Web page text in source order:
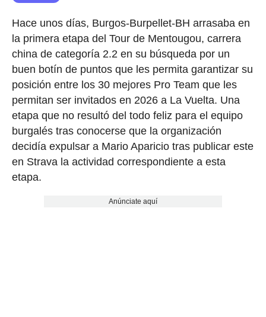
Hace unos días, Burgos-Burpellet-BH arrasaba en
la primera etapa del Tour de Mentougou, carrera
china de categoría 2.2 en su búsqueda por un
buen botín de puntos que les permita garantizar su
posición entre los 30 mejores Pro Team que les
permitan ser invitados en 2026 a La Vuelta. Una
etapa que no resultó del todo feliz para el equipo
burgalés tras conocerse que la organización
decidía expulsar a Mario Aparicio tras publicar este
en Strava la actividad correspondiente a esta
etapa.
Anúnciate aquí